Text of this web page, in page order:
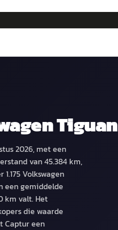
Tiguan
2026, met een
van 45.384 km,
Volkswagen
een gemiddelde
km valt. Het
die waarde
Captur een